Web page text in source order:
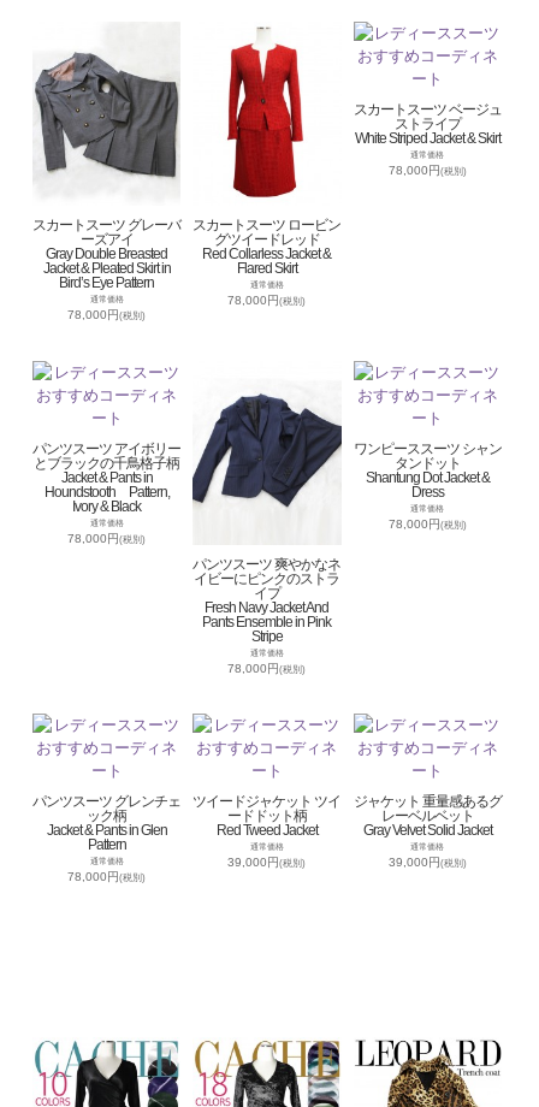
スカートスーツ グレーバ
ーズアイ
Gray Double Breasted
Jacket & Pleated Skirt in
Bird’s Eye Pattern
通常価格
78,000円(税別)
スカートスーツ ロービン
グツイードレッド
Red Collarless Jacket &
Flared Skirt
通常価格
78,000円(税別)
スカートスーツ ベージュ
ストライプ
White Striped Jacket & Skirt
通常価格
78,000円(税別)
パンツスーツ アイボリー
とブラックの千鳥格子柄
Jacket & Pants in
Houndstooth Pattern,
Ivory & Black
通常価格
78,000円(税別)
パンツスーツ 爽やかなネ
イビーにピンクのストラ
イプ
Fresh Navy Jacket And
Pants Ensemble in Pink
Stripe
通常価格
78,000円(税別)
ワンピーススーツ シャン
タンドット
Shantung Dot Jacket &
Dress
通常価格
78,000円(税別)
パンツスーツ グレンチェ
ック柄
Jacket & Pants in Glen
Pattern
通常価格
78,000円(税別)
ツイードジャケット ツイ
ードドット柄
Red Tweed Jacket
通常価格
39,000円(税別)
ジャケット 重量感あるグ
レーベルベット
Gray Velvet Solid Jacket
通常価格
39,000円(税別)